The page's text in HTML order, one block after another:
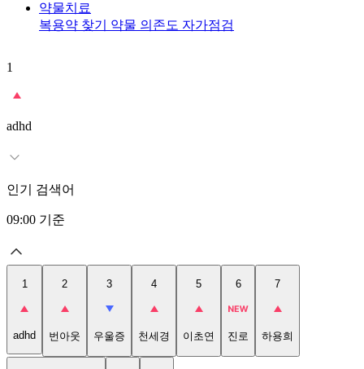
약물치료
복용약 찾기 약물 의존도 자가점검
1
adhd
인기 검색어
09:00 기준
1
adhd
2
번아웃
3
우울증
4
천세경
5
이초연
6
진로
7
하용희